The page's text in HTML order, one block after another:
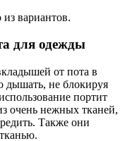
вариантов.
для одежды
от пота в
дышать, не блокируя
портит
очень нежных тканей,
Также они